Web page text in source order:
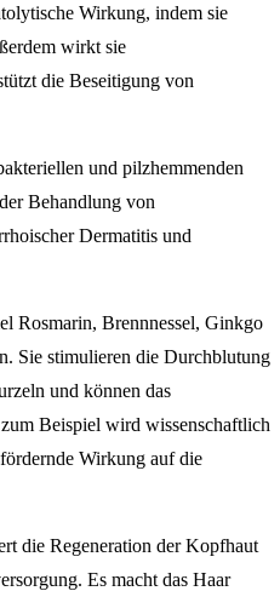
Wirkung, indem sie
wirkt sie
die Beseitigung von
und pilzhemmenden
Behandlung von
Dermatitis und
Rosmarin, Brennnessel, Ginkgo
Sie stimulieren die Durchblutung
und können das
Beispiel wird wissenschaftlich
Wirkung auf die
die Regeneration der Kopfhaut
Es macht das Haar